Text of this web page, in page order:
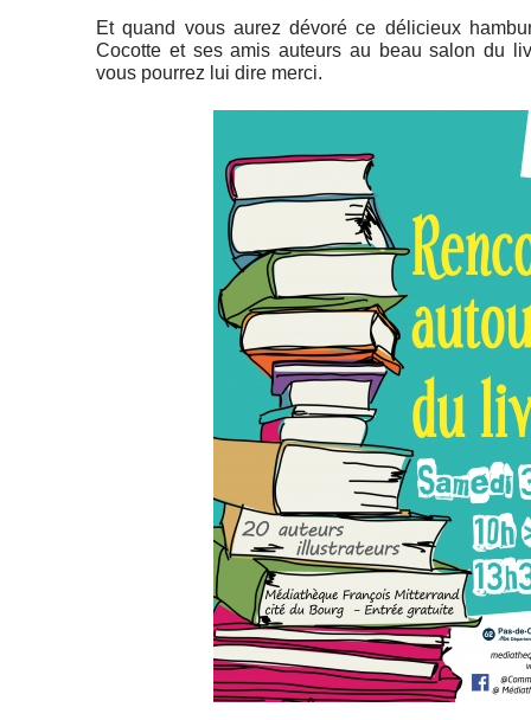
Et quand vous aurez dévoré ce délicieux
Cocotte et ses amis auteurs au beau salon du
vous pourrez lui dire merci.